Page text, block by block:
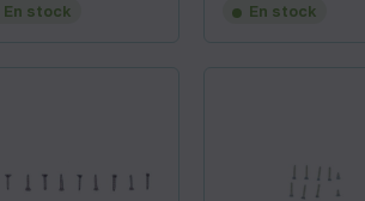
En stock En stock